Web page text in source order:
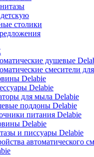
столики
душевые
смесители для
Delabie
Delabie
для мыла Delabie
поддоны Delabie
питания Delabie
Delabie
и писсуары Delabie
автоматического